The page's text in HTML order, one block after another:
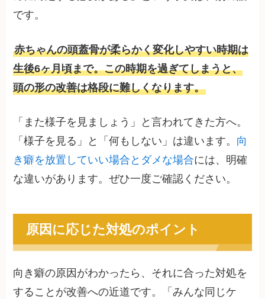
です。
赤ちゃんの頭蓋骨が柔らかく変化しやすい時期は
生後6ヶ月頃まで。この時期を過ぎてしまうと、
頭の形の改善は格段に難しくなります。
「また様子を見ましょう」と言われてきた方へ。
「様子を見る」と「何もしない」は違います。 向
き癖を放置していい場合とダメな場合には、明確
な違いがあります。ぜひ一度ご確認ください。
原因に応じた対処のポイント
向き癖の原因がわかったら、それに合った対処を
することが改善への近道です。「みんな同じケ